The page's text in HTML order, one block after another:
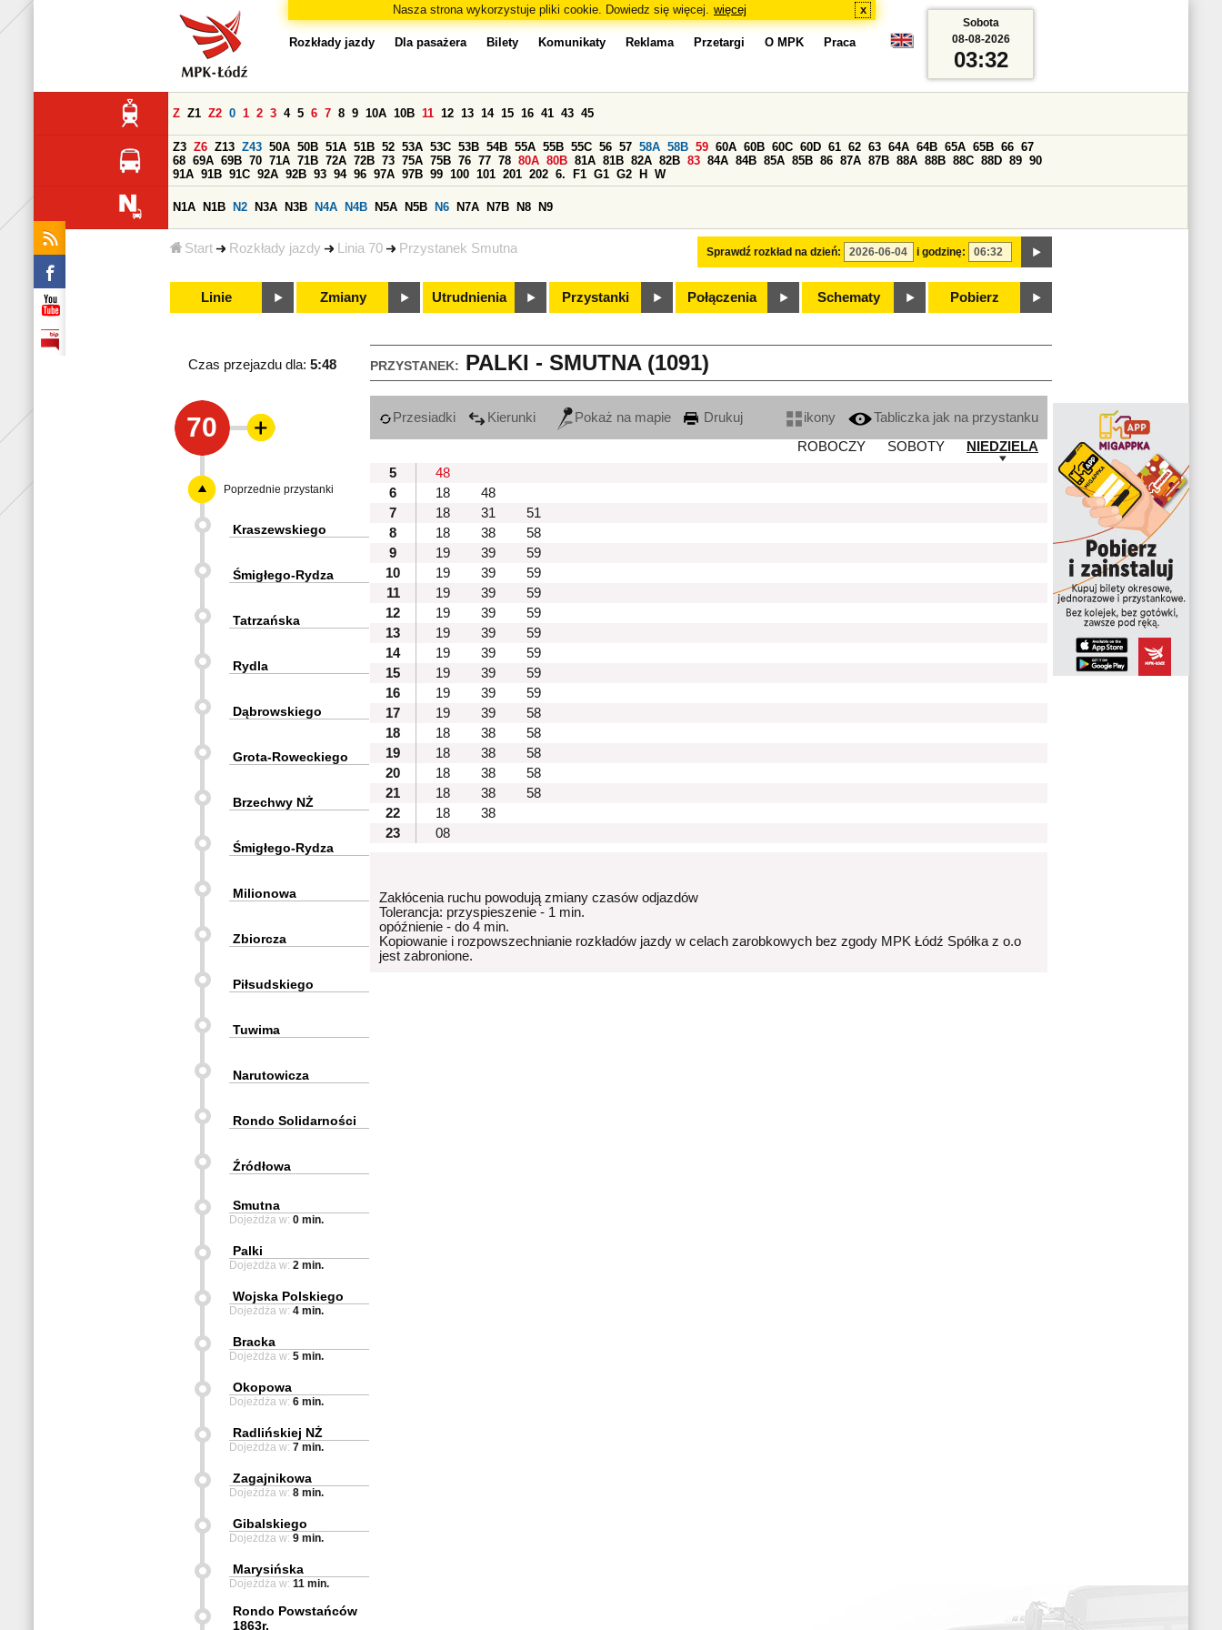
Nasza strona wykorzystuje pliki cookie. Dowiedz się więcej. więcej x
Start Rozkłady jazdy Linia 70 Przystanek Smutna
Rozkłady jazdy Dla pasażera Bilety Komunikaty Reklama Przetargi O MPK Praca
Sprawdź rozkład na dzień: i godzinę:
Z Z1 Z2 0 1 2 3 4 5 6 7 8 9 10A 10B 11 12 13 14 15 16 41 43 45
Z3 Z6 Z13 Z43 50A 50B 51A 51B 52 53A 53C 53B 54B 55A 55B 55C 56 57 58A 58B 59 60A 60B 60C 60D 61 62 63 64A 64B 65A 65B 66 67
68 69A 69B 70 71A 71B 72A 72B 73 75A 75B 76 77 78 80A 80B 81A 81B 82A 82B 83 84A 84B 85A 85B 86 87A 87B 88A 88B 88C 88D 89 90
91A 91B 91C 92A 92B 93 94 96 97A 97B 99 100 101 201 202 6. F1 G1 G2 H W
N1A N1B N2 N3A N3B N4A N4B N5A N5B N6 N7A N7B N8 N9
Linie Zmiany Utrudnienia Przystanki Połączenia Schematy Pobierz
Sobota
08-08-2026
03:32
PRZYSTANEK: PALKI - SMUTNA (1091)
Czas przejazdu dla: 5:48
70 Przesiadki Kierunki Pokaż na mapie Drukuj ikony
Tabliczka jak na przystanku
ROBOCZY
SOBOTY
NIEDZIELA
5
48
6
18
48
7
18 31
51
8
18 38
58
9
19 39
59
10
19 39
59
11
19 39
59
12
19 39
59
13
19 39
59
14
19 39
59
15
19 39
59
16
19 39
59
17
19 39
58
18
18 38
58
19
18 38
58
20
18 38
58
21
18 38
58
22
18
38
23
08
Zakłócenia ruchu powodują zmiany czasów odjazdów
Tolerancja: przyspieszenie - 1 min.
opóźnienie - do 4 min.
Kopiowanie i rozpowszechnianie rozkładów jazdy w celach zarobkowych bez zgody MPK Łódź Spółka z o.o
jest zabronione.
Poprzednie przystanki
Kraszewskiego
Śmigłego-Rydza
Tatrzańska
Rydla
Dąbrowskiego
Grota-Roweckiego
Brzechwy NŻ
Śmigłego-Rydza
Milionowa
Zbiorcza
Piłsudskiego
Tuwima
Narutowicza
Rondo Solidarności
Źródłowa
Smutna
Dojeżdża w: 0 min.
Palki
Dojeżdża w: 2 min.
Wojska Polskiego
Dojeżdża w: 4 min.
Bracka
Dojeżdża w: 5 min.
Okopowa
Dojeżdża w: 6 min.
Radlińskiej NŻ
Dojeżdża w: 7 min.
Zagajnikowa
Dojeżdża w: 8 min.
Gibalskiego
Dojeżdża w: 9 min.
Marysińska
Dojeżdża w: 11 min.
Rondo Powstańców
1863r.